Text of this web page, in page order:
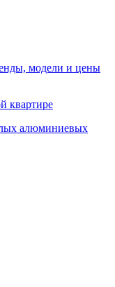
модели и цены
квартире
алюминиевых